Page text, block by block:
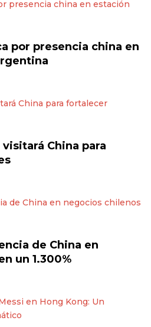
por presencia china en
China para
de China en
un 1.300%